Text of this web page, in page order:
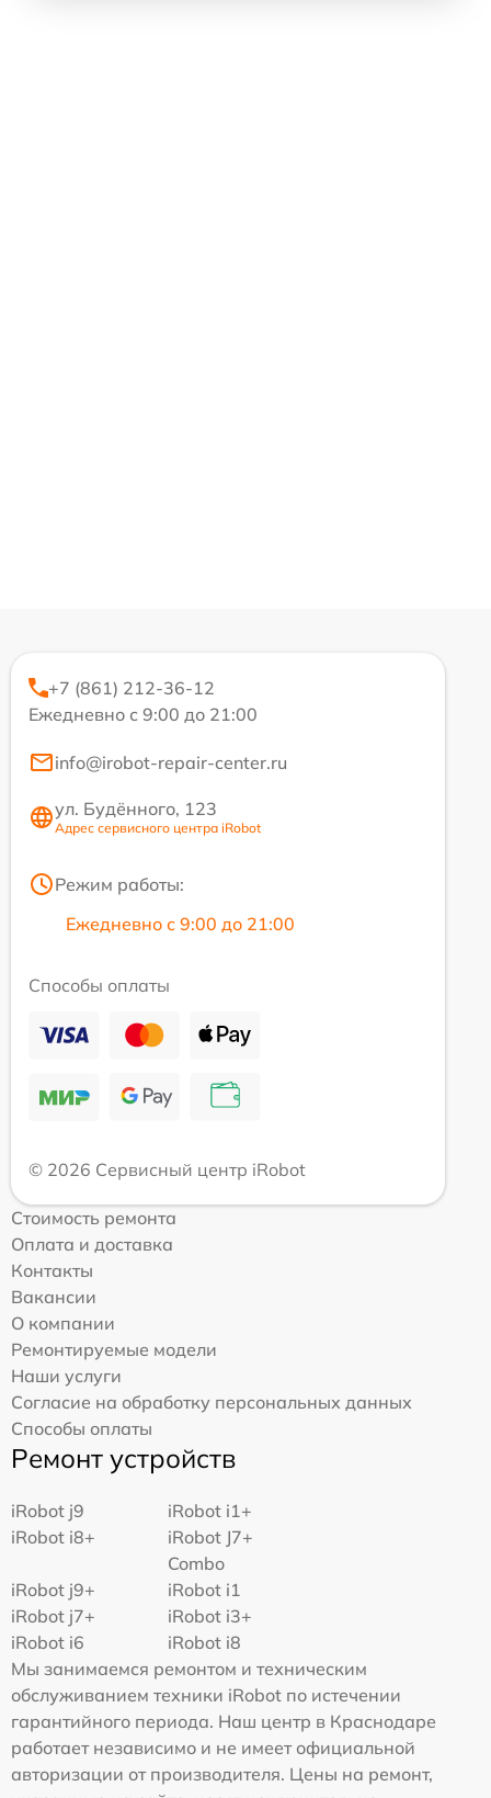
+7 (861) 212-36-12
Ежедневно с 9:00 до 21:00
info@irobot-repair-center.ru
ул. Будённого, 123
Адрес сервисного центра iRobot
Режим работы:
Ежедневно с 9:00 до 21:00
Способы оплаты
© 2026 Сервисный центр iRobot
Стоимость ремонта
Оплата и доставка
Контакты
Вакансии
О компании
Ремонтируемые модели
Наши услуги
Согласие на обработку персональных данных
Способы оплаты
Ремонт устройств
iRobot j9
iRobot i1+
iRobot i8+
iRobot J7+
Combo
iRobot j9+
iRobot i1
iRobot j7+
iRobot i3+
iRobot i6
iRobot i8
Мы занимаемся ремонтом и техническим
обслуживанием техники iRobot по истечении
гарантийного периода. Наш центр в Краснодаре
работает независимо и не имеет официальной
авторизации от производителя. Цены на ремонт,